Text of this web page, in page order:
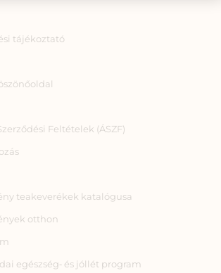
tájékoztató
Feltételek (ÁSZF)
teakeverékek katalógusa
otthon
egészség‑ és jóllét program